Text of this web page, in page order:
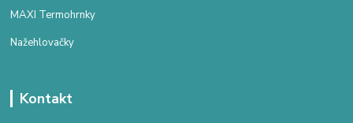
MAXI Termohrnky
Nažehlovačky
Kontakt